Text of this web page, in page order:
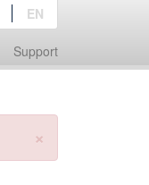
Support
EN
×